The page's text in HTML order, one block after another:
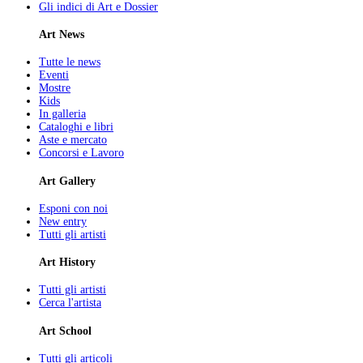
Gli indici di Art e Dossier
Art News
Tutte le news
Eventi
Mostre
Kids
In galleria
Cataloghi e libri
Aste e mercato
Concorsi e Lavoro
Art Gallery
Esponi con noi
New entry
Tutti gli artisti
Art History
Tutti gli artisti
Cerca l'artista
Art School
Tutti gli articoli